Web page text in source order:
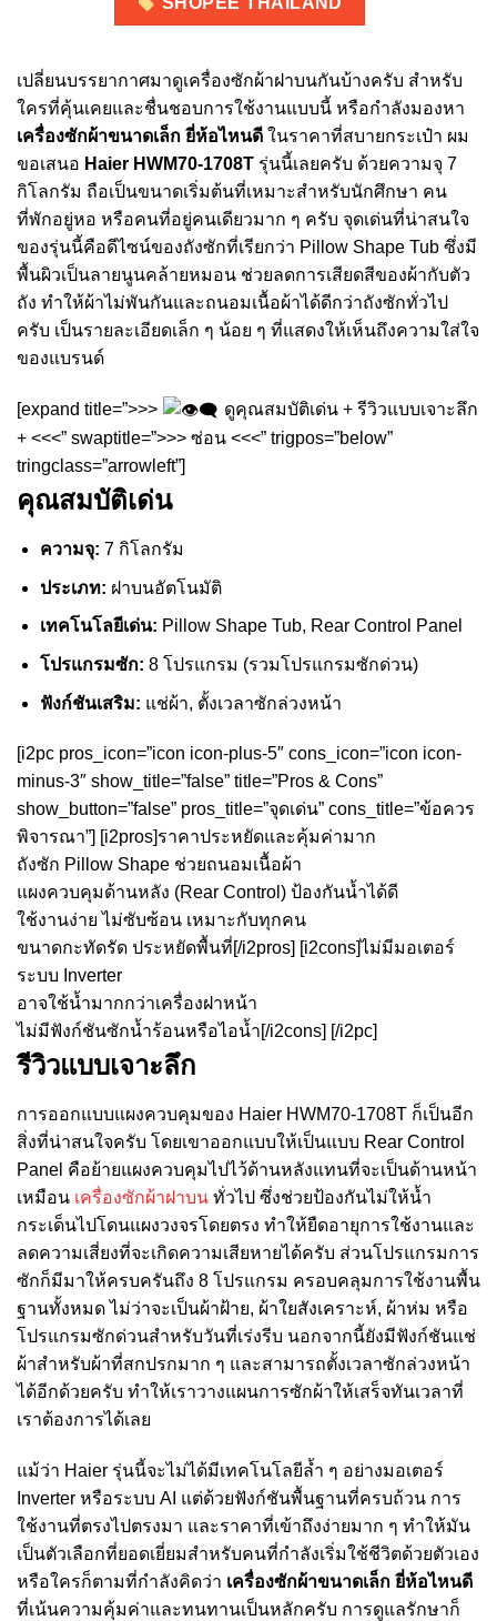
เปลี่ยนบรรยากาศมาดูเครื่องซักผ้าฝาบนกันบ้างครับ สำหรับ
ใครที่คุ้นเคยและชื่นชอบการใช้งานแบบนี้ หรือกำลังมองหา
เครื่องซักผ้าขนาดเล็ก ยี่ห้อไหนดี ในราคาที่สบายกระเป๋า ผม
ขอเสนอ Haier HWM70-1708T รุ่นนี้เลยครับ ด้วยความจุ 7
กิโลกรัม ถือเป็นขนาดเริ่มต้นที่เหมาะสำหรับนักศึกษา คน
ที่พักอยู่หอ หรือคนที่อยู่คนเดียวมาก ๆ ครับ จุดเด่นที่น่าสนใจ
ของรุ่นนี้คือดีไซน์ของถังซักที่เรียกว่า Pillow Shape Tub ซึ่งมี
พื้นผิวเป็นลายนูนคล้ายหมอน ช่วยลดการเสียดสีของผ้ากับตัว
ถัง ทำให้ผ้าไม่พันกันและถนอมเนื้อผ้าได้ดีกว่าถังซักทั่วไป
ครับ เป็นรายละเอียดเล็ก ๆ น้อย ๆ ที่แสดงให้เห็นถึงความใส่ใจ
ของแบรนด์
[expand title=”>>>
ดูคุณสมบัติเด่น + รีวิวแบบเจาะลึก
+ <<<” swaptitle=”>>> ซ่อน <<<” trigpos=”below”
tringclass=”arrowleft”]
คุณสมบัติเด่น
ความจุ: 7 กิโลกรัม
ประเภท: ฝาบนอัตโนมัติ
เทคโนโลยีเด่น: Pillow Shape Tub, Rear Control Panel
โปรแกรมซัก: 8 โปรแกรม (รวมโปรแกรมซักด่วน)
ฟังก์ชันเสริม: แช่ผ้า, ตั้งเวลาซักล่วงหน้า
[i2pc pros_icon=”icon icon-plus-5″ cons_icon=”icon icon-
minus-3″ show_title=”false” title=”Pros & Cons”
show_button=”false” pros_title=”จุดเด่น” cons_title=”ข้อควร
พิจารณา”] [i2pros]ราคาประหยัดและคุ้มค่ามาก
ถังซัก Pillow Shape ช่วยถนอมเนื้อผ้า
แผงควบคุมด้านหลัง (Rear Control) ป้องกันน้ำได้ดี
ใช้งานง่าย ไม่ซับซ้อน เหมาะกับทุกคน
ขนาดกะทัดรัด ประหยัดพื้นที่[/i2pros] [i2cons]ไม่มีมอเตอร์
ระบบ Inverter
อาจใช้น้ำมากกว่าเครื่องฝาหน้า
ไม่มีฟังก์ชันซักน้ำร้อนหรือไอน้ำ[/i2cons] [/i2pc]
รีวิวแบบเจาะลึก
การออกแบบแผงควบคุมของ Haier HWM70-1708T ก็เป็นอีก
สิ่งที่น่าสนใจครับ โดยเขาออกแบบให้เป็นแบบ Rear Control
Panel คือย้ายแผงควบคุมไปไว้ด้านหลังแทนที่จะเป็นด้านหน้า
เหมือน เครื่องซักผ้าฝาบน ทั่วไป ซึ่งช่วยป้องกันไม่ให้น้ำ
กระเด็นไปโดนแผงวงจรโดยตรง ทำให้ยืดอายุการใช้งานและ
ลดความเสี่ยงที่จะเกิดความเสียหายได้ครับ ส่วนโปรแกรมการ
ซักก็มีมาให้ครบครันถึง 8 โปรแกรม ครอบคลุมการใช้งานพื้น
ฐานทั้งหมด ไม่ว่าจะเป็นผ้าฝ้าย, ผ้าใยสังเคราะห์, ผ้าห่ม หรือ
โปรแกรมซักด่วนสำหรับวันที่เร่งรีบ นอกจากนี้ยังมีฟังก์ชันแช่
ผ้าสำหรับผ้าที่สกปรกมาก ๆ และสามารถตั้งเวลาซักล่วงหน้า
ได้อีกด้วยครับ ทำให้เราวางแผนการซักผ้าให้เสร็จทันเวลาที่
เราต้องการได้เลย
แม้ว่า Haier รุ่นนี้จะไม่ได้มีเทคโนโลยีล้ำ ๆ อย่างมอเตอร์
Inverter หรือระบบ AI แต่ด้วยฟังก์ชันพื้นฐานที่ครบถ้วน การ
ใช้งานที่ตรงไปตรงมา และราคาที่เข้าถึงง่ายมาก ๆ ทำให้มัน
เป็นตัวเลือกที่ยอดเยี่ยมสำหรับคนที่กำลังเริ่มใช้ชีวิตด้วยตัวเอง
หรือใครก็ตามที่กำลังคิดว่า เครื่องซักผ้าขนาดเล็ก ยี่ห้อไหนดี
ที่เน้นความคุ้มค่าและทนทานเป็นหลักครับ การดูแลรักษาก็